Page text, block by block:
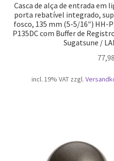
Casca de alça de entrada em
porta rebatível integrado,
fosco, 135 mm (5-5/16″) HH-
P135DC com Buffer de
Sugatsune /
77,98
incl. 19% VAT zzgl.